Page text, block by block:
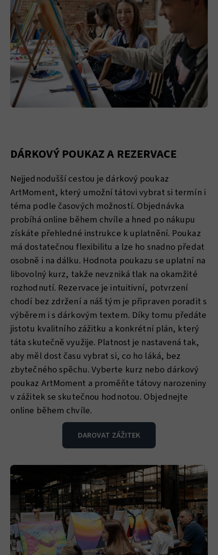
DÁRKOVÝ POUKAZ A REZERVACE
Nejjednodušší cestou je dárkový poukaz
ArtMoment, který umožní tátovi vybrat si termín i
téma podle časových možností. Objednávka
probíhá online během chvíle a hned po nákupu
získáte přehledné instrukce k uplatnění. Poukaz
má dostatečnou flexibilitu a lze ho snadno předat
osobně i na dálku. Hodnota poukazu se uplatní na
libovolný kurz, takže nevzniká tlak na okamžité
rozhodnutí. Rezervace je intuitivní, potvrzení
chodí bez zdržení a náš tým je připraven poradit s
výběrem i s dárkovým textem. Díky tomu předáte
jistotu kvalitního zážitku a konkrétní plán, který
táta skutečně využije. Platnost je nastavená tak,
aby měl dost času vybrat si, co ho láká, bez
zbytečného spěchu. Vyberte kurz nebo dárkový
poukaz ArtMoment a proměňte tátovy narozeniny
v zážitek se skutečnou hodnotou. Objednejte
online během chvíle.
DAROVAT ZÁŽITEK